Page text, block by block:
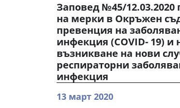
Заповед №45/
на мерки в Окръжен
превенция на
инфекция (COVID- 19) и
възникване на нови
респираторни
инфекция
13 март 2020